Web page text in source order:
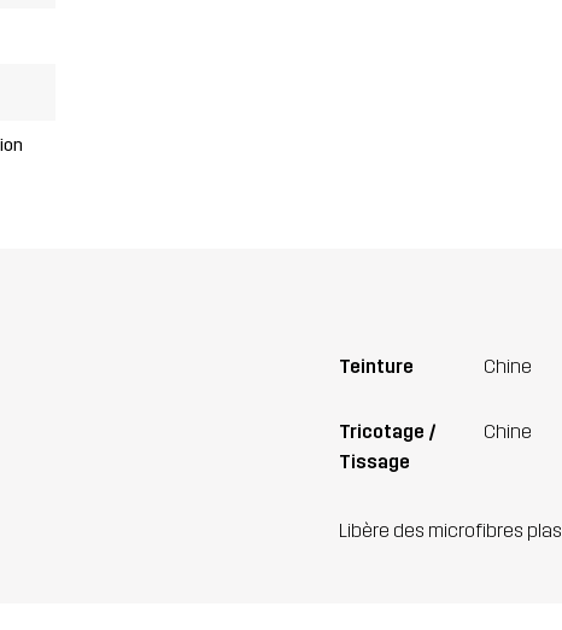
Teinture Chine
Tricotage /
Tissage
Chine
Libère des microfibres